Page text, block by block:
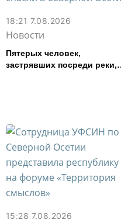
18:21 7.08.2026
Новости
Пятерых человек,
застрявших посреди реки,
15:28 7.08.2026